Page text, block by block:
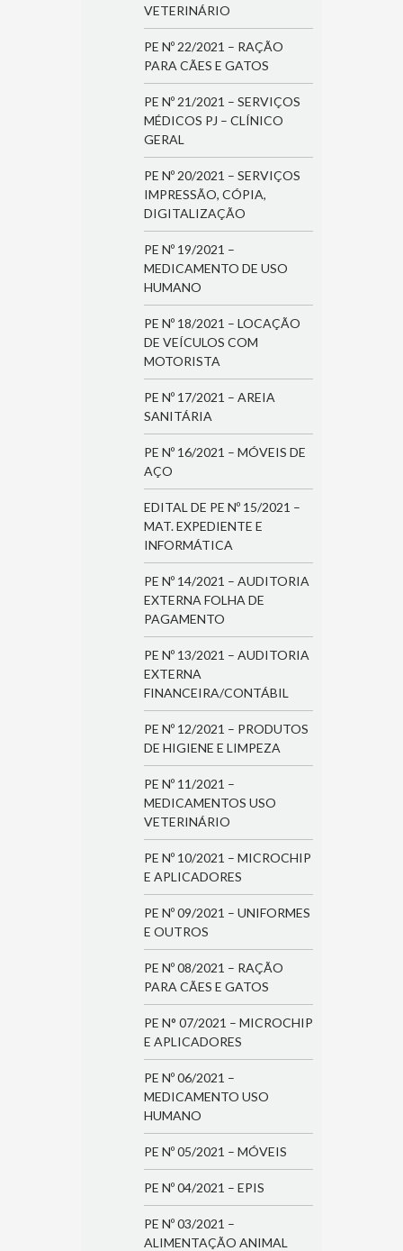
VETERINÁRIO
PE Nº 22/2021 – RAÇÃO
PARA CÃES E GATOS
PE Nº 21/2021 – SERVIÇOS
MÉDICOS PJ – CLÍNICO
GERAL
PE Nº 20/2021 – SERVIÇOS
IMPRESSÃO, CÓPIA,
DIGITALIZAÇÃO
PE Nº 19/2021 –
MEDICAMENTO DE USO
HUMANO
PE Nº 18/2021 – LOCAÇÃO
DE VEÍCULOS COM
MOTORISTA
PE Nº 17/2021 – AREIA
SANITÁRIA
PE Nº 16/2021 – MÓVEIS DE
AÇO
EDITAL DE PE Nº 15/2021 –
MAT. EXPEDIENTE E
INFORMÁTICA
PE Nº 14/2021 – AUDITORIA
EXTERNA FOLHA DE
PAGAMENTO
PE Nº 13/2021 – AUDITORIA
EXTERNA
FINANCEIRA/CONTÁBIL
PE Nº 12/2021 – PRODUTOS
DE HIGIENE E LIMPEZA
PE Nº 11/2021 –
MEDICAMENTOS USO
VETERINÁRIO
PE Nº 10/2021 – MICROCHIP
E APLICADORES
PE Nº 09/2021 – UNIFORMES
E OUTROS
PE Nº 08/2021 – RAÇÃO
PARA CÃES E GATOS
PE N° 07/2021 – MICROCHIP
E APLICADORES
PE Nº 06/2021 –
MEDICAMENTO USO
HUMANO
PE Nº 05/2021 – MÓVEIS
PE Nº 04/2021 – EPIS
PE Nº 03/2021 –
ALIMENTAÇÃO ANIMAL